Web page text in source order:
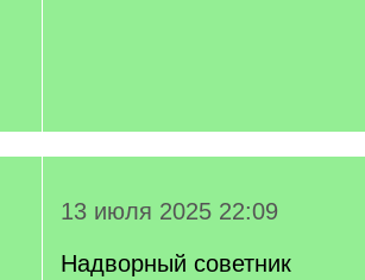
13 июля 2025 22:09
Надворный советник